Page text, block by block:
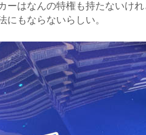
ーはなんの特権も持たないけ
にもならないらしい。